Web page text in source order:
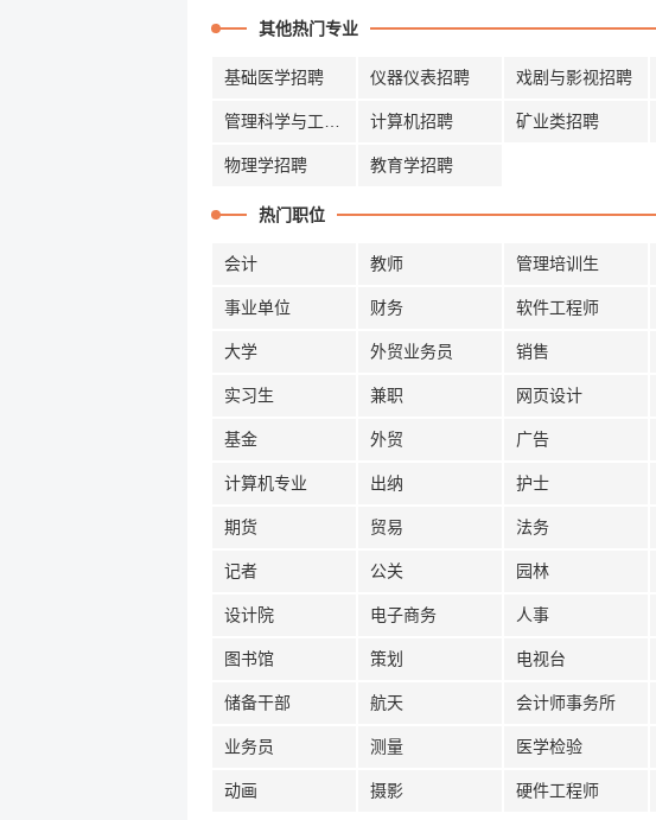
其他热门专业
基础医学招聘 仪器仪表招聘 戏剧与影视招聘
计算机招聘 矿业类招聘
物理学招聘 教育学招聘
热门职位
会计 教师 管理培训生
事业单位 财务 软件工程师
大学 外贸业务员 销售
实习生 兼职 网页设计
基金 外贸 广告
计算机专业 出纳 护士
期货 贸易 法务
记者 公关 园林
设计院 电子商务 人事
图书馆 策划 电视台
储备干部 航天 会计师事务所
业务员 测量 医学检验
动画 摄影 硬件工程师